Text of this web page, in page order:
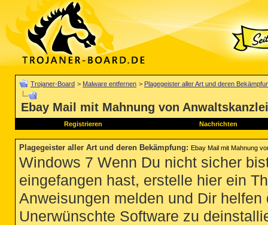
Trojaner-Board > Malware entfernen > Plagegeister aller Art und deren
Ebay Mail mit Mahnung von
Registrieren Nachrichten
Plagegeister aller Art und deren Bekämpfung: Ebay Mail mit Mahnung
Windows 7 Wenn Du nicht sicher
eingefangen hast, erstelle hier ein
Anweisungen melden und Dir
Unerwünschte Software zu